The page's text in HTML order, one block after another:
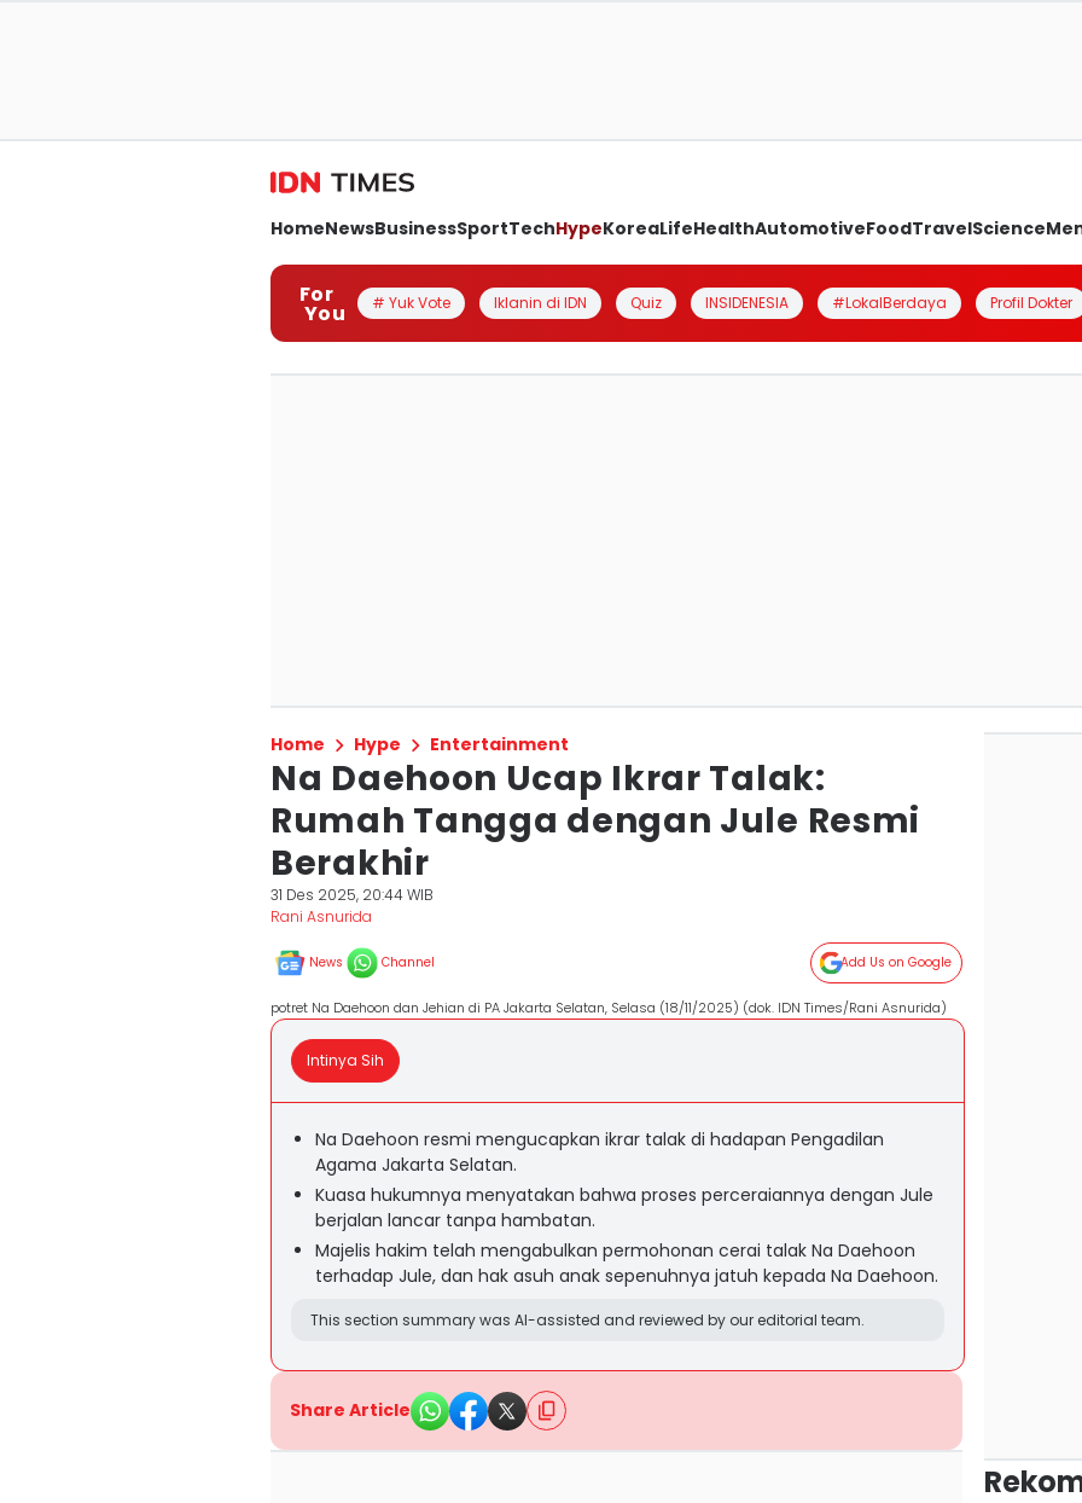
HomeNewsBusinessSportTechHypeKoreaLifeHealthAutomotiveFoodTravelScience
For
You # Yuk Vote Iklanin di IDN Quiz INSIDENESIA #LokalBerdaya Profil Dokter
Home Hype Entertainment
Na Daehoon Ucap Ikrar Talak:
Rumah Tangga dengan Jule Resmi
Berakhir
31 Des 2025, 20:44 WIB
Rani Asnurida
News Channel Add Us on Google
potret Na Daehoon dan Jehian di PA Jakarta Selatan, Selasa (18/11/2025) (dok. IDN Times/Rani Asnurida)
Intinya Sih
Na Daehoon resmi mengucapkan ikrar talak di hadapan Pengadilan
Agama Jakarta Selatan.
Kuasa hukumnya menyatakan bahwa proses perceraiannya dengan Jule
berjalan lancar tanpa hambatan.
Majelis hakim telah mengabulkan permohonan cerai talak Na Daehoon
terhadap Jule, dan hak asuh anak sepenuhnya jatuh kepada Na Daehoon.
This section summary was AI-assisted and reviewed by our editorial team.
Share Article